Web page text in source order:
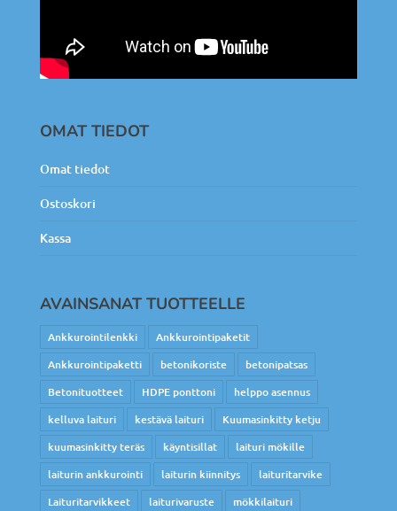
OMAT TIEDOT
Omat tiedot
Ostoskori
Kassa
AVAINSANAT TUOTTEELLE
Ankkurointilenkki
Ankkurointipaketit
Ankkurointipaketti
betonikoriste
betonipatsas
Betonituotteet
HDPE ponttoni
helppo asennus
kelluva laituri
kestävä laituri
Kuumasinkitty ketju
kuumasinkitty teräs
käyntisillat
laituri mökille
laiturin ankkurointi
laiturin kiinnitys
laituritarvike
Laituritarvikkeet
laiturivaruste
mökkilaituri